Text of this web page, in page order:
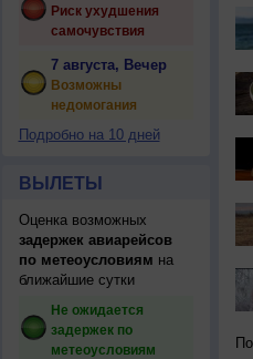
Риск ухудшения
самочувствия
7 августа, Вечер
Возможны
недомогания
Подробно на 10 дней
ВЫЛЕТЫ
Оценка возможных
задержек авиарейсов
по метеоусловиям на
ближайшие сутки
Не ожидается
задержек по
метеоусловиям